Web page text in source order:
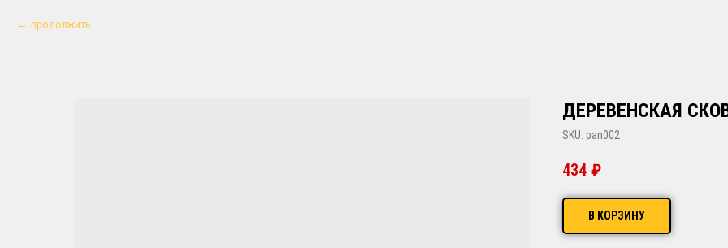
продолжить
ДЕРЕВЕНСКАЯ
SKU: pan002
434 ₽
В КОРЗИНУ